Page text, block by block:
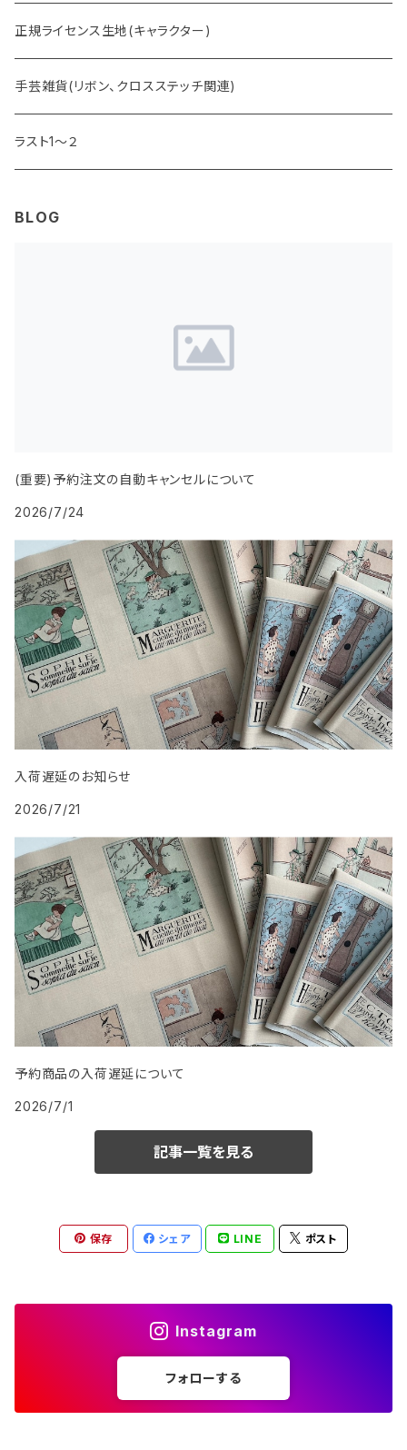
Ruby’s Coverlet 在庫限り
EIDERDOWN 在庫限り
正規ライセンス生地(キャラクター)
手芸雑貨(リボン、クロスステッチ関連)
ラスト1〜２
BLOG
(重要)予約注文の自動キャンセルについて
2026/7/24
入荷遅延のお知らせ
2026/7/21
予約商品の入荷遅延について
2026/7/1
記事一覧を見る
保存 シェア LINE ポスト
Instagram
フォローする